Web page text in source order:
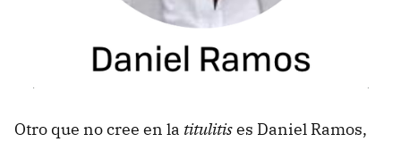
Otro que no cree en la titulitises Daniel Ramos,